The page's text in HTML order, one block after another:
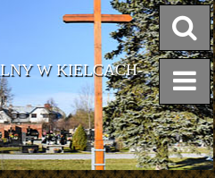
W KIELCACH-